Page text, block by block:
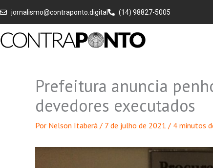
para
conteúdo
jornalismo@contraponto.digital (14) 98827-5005
Prefeitura anuncia
devedores executados
Por Nelson Itaberá / 7 de julho de 2021 / 4 minutos